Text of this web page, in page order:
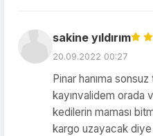
sakine yıldırım
20.09.2022 00:27
Pinar hanıma
kayınvalidem orada
kedilerin maması
kargo uzayacak